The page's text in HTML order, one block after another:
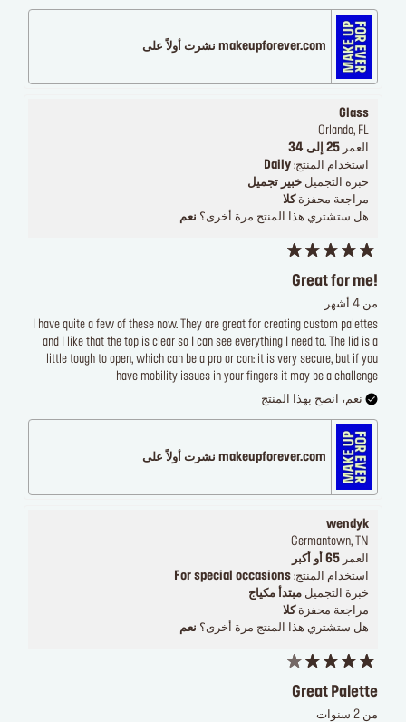
makeupforever.com نشرت أولاً على
Glass
Orlando, FL
العمر 25 إلى 34
استخدام المنتج: Daily
خبرة التجميل خبير تجميل
مراجعة محفزة كلا
هل ستشتري هذا المنتج مرة أخرى؟ نعم
Great for me!
من 4 أشهر
I have quite a few of these now. They are great for creating custom palettes
and I like that the top is clear so I can see everything I need to. The lid is a
little tough to open, which can be a pro or con: it is very secure, but if you
have mobility issues in your fingers it may be a challenge
نعم، انصح بهذا المنتج
makeupforever.com نشرت أولاً على
wendyk
Germantown, TN
العمر 65 أو أكبر
استخدام المنتج: For special occasions
خبرة التجميل مبتدأ مكياج
مراجعة محفزةكلا
هل ستشتري هذا المنتج مرة أخرى؟ نعم
Great Palette
من 2 سنوات